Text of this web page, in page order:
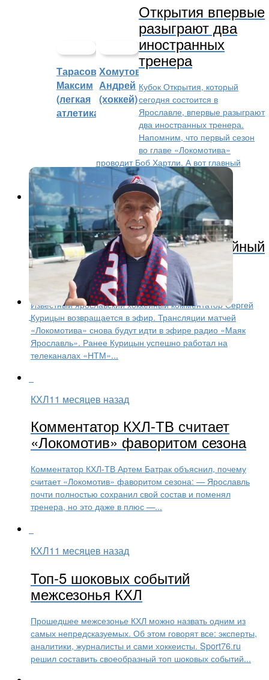
Тарасов
Максим
(легкая
атлетика)
Хомутов
Андрей
(хоккей)
Открытия впервые
разыграют два
иностранных
тренера
Кубок Открытия, который
сегодня состоится в
Ярославле, впервые разыграют
два иностранных тренера.
Напомним, что первый сезон
во главе «Локомотива»
проводит Боб Хартли. А вот главный
тренер...
КХЛ11 месяцев назад
Известный ярославский хоккейный
комментатор Сергей Курицын
возвращается в эфир
Известный ярославский хоккейный комментатор Сергей
Курицын возвращается в эфир. Трансляции матчей
«Локомотива» снова будут идти в эфире радио «Маяк
Ярославль». Ранее Курицын успешно работал на
телеканалах «НТМ»...
КХЛ11 месяцев назад
Комментатор КХЛ-ТВ считает
«Локомотив» фаворитом сезона
Комментатор КХЛ-ТВ Артем Батрак объяснил, почему
считает «Локомотив» фаворитом сезона: — Ярославль
почти полностью сохранил свой состав и поменял
тренера, но это даже в плюс —...
КХЛ11 месяцев назад
Топ-5 шоковых событий
межсезонья КХЛ
Прошедшее межсезонье КХЛ можно назвать одним из
самых непредсказуемых. Об этом говорят все: эксперты,
аналитики, журналисты и сами хоккеисты. Sport76.ru
решил составить своеобразный топ шоковых событий...